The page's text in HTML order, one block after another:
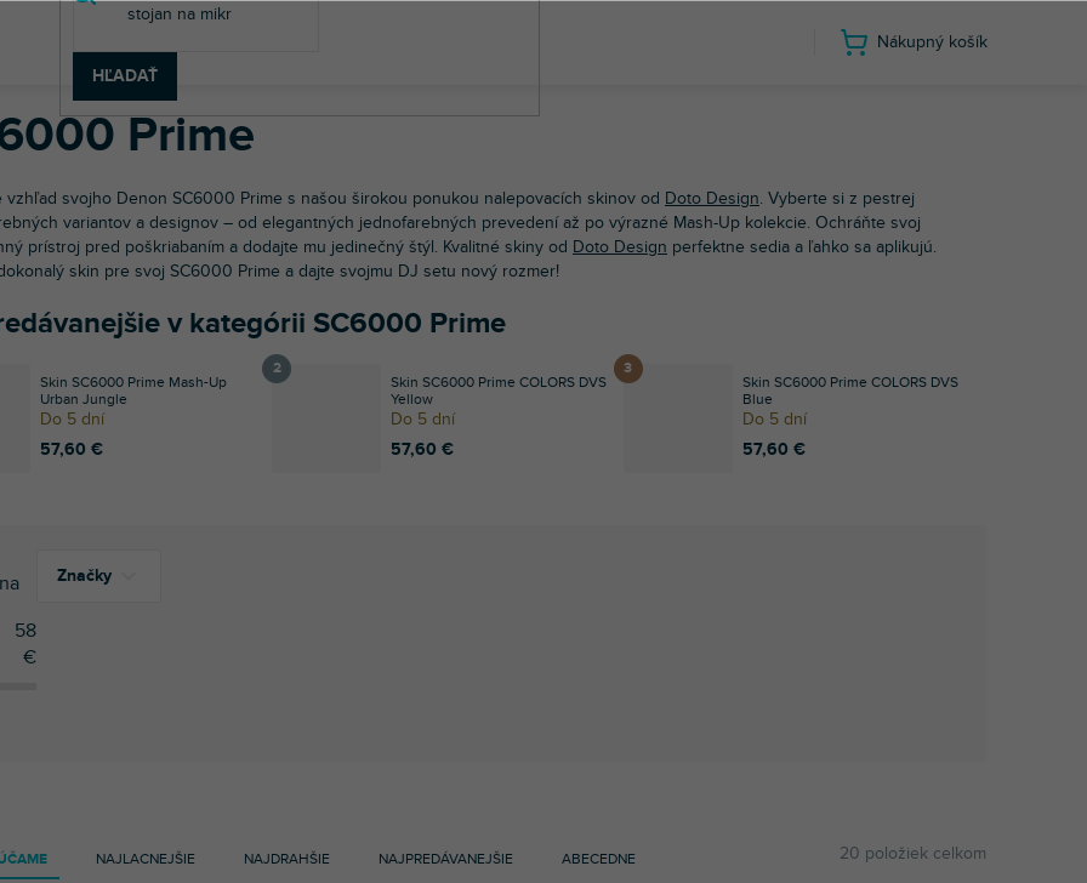
HĽADAŤ
Nákupný košík
Príslušenstvo pre DJov
Prime
vzhľad svojho Denon SC6000 Prime s našou širokou ponukou nalepovacích skinov od Doto Design. Vyberte si z pestrej
variantov a designov – od elegantných jednofarebných prevedení až po výrazné Mash-Up kolekcie. Ochráňte svoj
prístroj pred poškriabaním a dodajte mu jedinečný štýl. Kvalitné skiny od Doto Design perfektne sedia a ľahko sa aplikujú.
skin pre svoj SC6000 Prime a dajte svojmu DJ setu nový rozmer!
v kategórii SC6000 Prime
Skin SC6000 Prime Mash-Up
Urban Jungle
Do 5 dní
57,60 €
Skin SC6000 Prime COLORS DVS
Yellow
Do 5 dní
57,60 €
Skin SC6000 Prime COLORS DVS
Blue
Do 5 dní
57,60 €
NAJLACNEJŠIE NAJDRAHŠIE NAJPREDÁVANEJŠIE ABECEDNE 20 položiek celkom
58
€
Značky